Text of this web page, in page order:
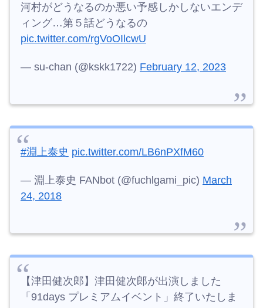
河村がどうなるのか悪い予感しかしないエンデ
ィング…第５話どうなるの
pic.twitter.com/rgVoOIlcwU
— su-chan (@kskk1722) February 12, 2023
#淵上泰史 pic.twitter.com/LB6nPXfM60
— 淵上泰史 FANbot (@fuchlgami_pic) March
24, 2018
【津田健次郎】津田健次郎が出演しました
「91days プレミアムイベント」終了いたしま